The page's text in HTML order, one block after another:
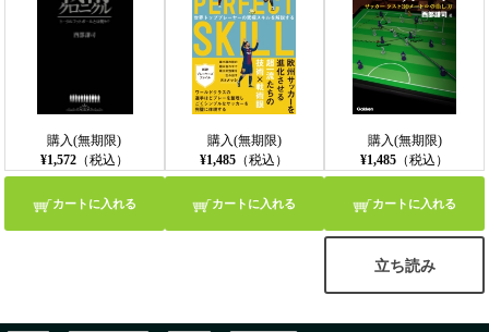
購入(無期限)
¥1,572（税込）
カートに入れる
購入(無期限)
¥1,485 （税込）
カートに入れる
購入(無期限)
¥1,485 （税込）
カートに入れる
立ち読み